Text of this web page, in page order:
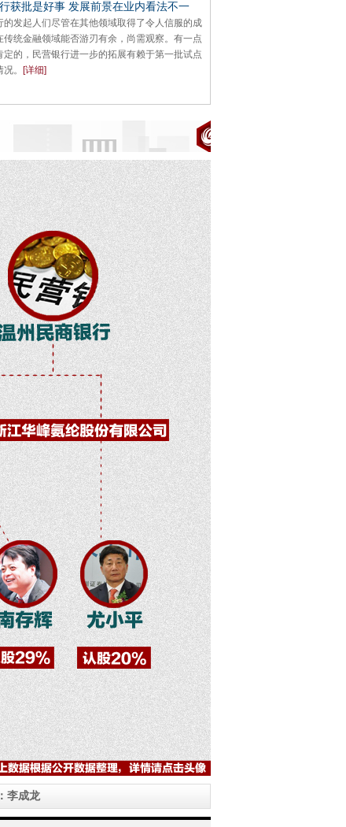
获批是好事 发展前景在业内看法不一
的发起人们尽管在其他领域取得了令人信服的成
传统金融领域能否游刃有余，尚需观察。有一点
定的，民营银行进一步的拓展有赖于第一批试点
。
[详细]
李成龙